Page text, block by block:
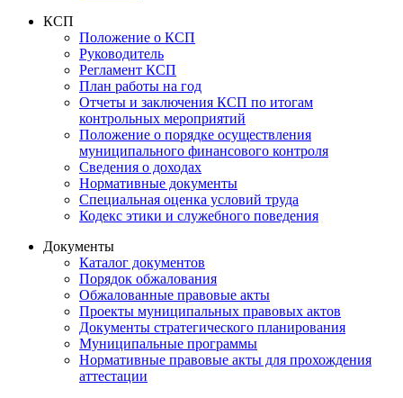
КСП
Положение о КСП
Руководитель
Регламент КСП
План работы на год
Отчеты и заключения КСП по итогам
контрольных мероприятий
Положение о порядке осуществления
муниципального финансового контроля
Сведения о доходах
Нормативные документы
Специальная оценка условий труда
Кодекс этики и служебного поведения
Документы
Каталог документов
Порядок обжалования
Обжалованные правовые акты
Проекты муниципальных правовых актов
Документы стратегического планирования
Муниципальные программы
Нормативные правовые акты для прохождения
аттестации